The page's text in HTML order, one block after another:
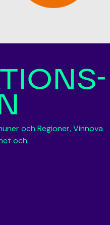
och Regioner, Vinnova
och